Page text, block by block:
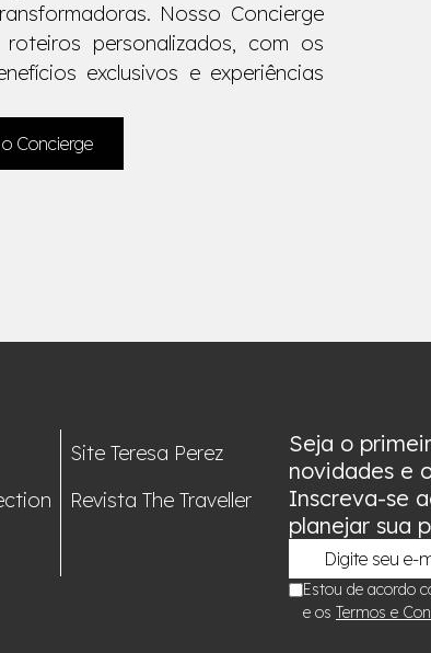
Nosso Concierge
personalizados, com os
exclusivos e experiências
Concierge
Site Teresa Perez
Revista The Traveller
Seja o
novidades e
Inscreva-se
planejar sua
Estou de acordo
e os Termos e